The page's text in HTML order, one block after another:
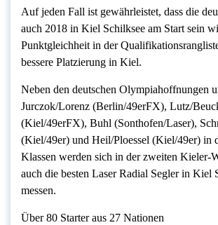
Auf jeden Fall ist gewährleistet, dass die
auch 2018 in Kiel Schilksee am Start sein
Punktgleichheit in der
bessere Platzierung in Kiel.
Neben den deutschen Olympiahoffnungen
Jurczok/Lorenz (Berlin/49erFX), Lutz/
(Kiel/49erFX), Buhl (Sonthofen/Laser),
(Kiel/49er) und Heil/Ploessel (Kiel/49er) in
Klassen werden sich in der zweiten Kieler-
auch die besten Laser Radial Segler in Kiel
messen.
Über 80 Starter aus 27 Nationen